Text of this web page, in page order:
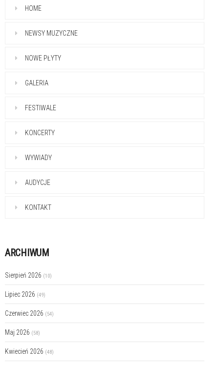
HOME
NEWSY MUZYCZNE
NOWE PŁYTY
GALERIA
FESTIWALE
KONCERTY
WYWIADY
AUDYCJE
KONTAKT
ARCHIWUM
Sierpień 2026 (10)
Lipiec 2026 (49)
Czerwiec 2026 (54)
Maj 2026 (58)
Kwiecień 2026 (48)